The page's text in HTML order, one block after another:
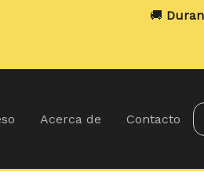
Acerca de Contacto
Durante julio y